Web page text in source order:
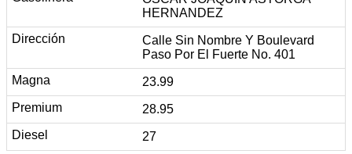
HERNANDEZ
Calle Sin Nombre Y Boulevard
Paso Por El Fuerte No. 401
23.99
28.95
27